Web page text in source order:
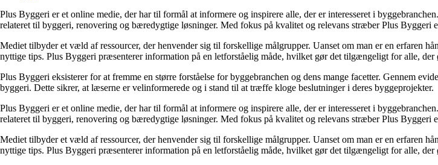
Plus Byggeri er et online medie, der har til formål at informere og inspirere alle, der er interesseret i
relateret til byggeri, renovering og bæredygtige løsninger. Med fokus på kvalitet og relevans stræber Plus
Mediet tilbyder et væld af ressourcer, der henvender sig til forskellige målgrupper. Uanset om man er en erfaren
nyttige tips. Plus Byggeri præsenterer information på en letforståelig måde, hvilket gør det tilgængeligt for alle, der
Plus Byggeri eksisterer for at fremme en større forståelse for byggebranchen og dens mange facetter. Gennem
byggeri. Dette sikrer, at læserne er velinformerede og i stand til at træffe kloge beslutninger i deres byggeprojekter.
Plus Byggeri er et online medie, der har til formål at informere og inspirere alle, der er interesseret i
relateret til byggeri, renovering og bæredygtige løsninger. Med fokus på kvalitet og relevans stræber Plus
Mediet tilbyder et væld af ressourcer, der henvender sig til forskellige målgrupper. Uanset om man er en erfaren
nyttige tips. Plus Byggeri præsenterer information på en letforståelig måde, hvilket gør det tilgængeligt for alle, der